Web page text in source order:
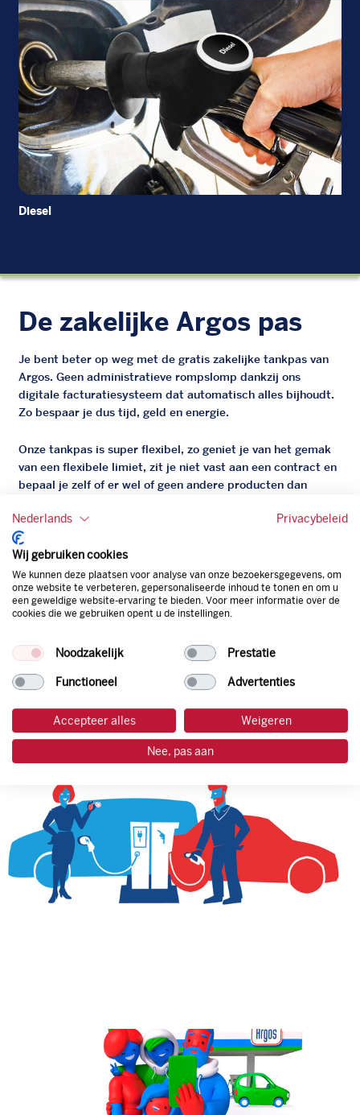
Diesel
De zakelijke Argos pas
Je bent beter op weg met de gratis zakelijke tankpas van
Argos. Geen administratieve rompslomp dankzij ons
digitale facturatiesysteem dat automatisch alles bijhoudt.
Zo bespaar je dus tijd, geld en energie.
Onze tankpas is super flexibel, zo geniet je van het gemak
van een flexibele limiet, zit je niet vast aan een contract en
bepaal je zelf of er wel of geen andere producten dan
Bovendien profiteer je altijd van een gegarandeerde
korting. Mocht de pompprijs toch lager zijn dan betaal je
natuurlijk de prijs aan de pomp. Zo ben je altijd verzekerd
van de laagste prijs.
Nederlands Privacybeleid
Wij gebruiken cookies
We kunnen deze plaatsen voor analyse van onze bezoekersgegevens, om
onze website te verbeteren, gepersonaliseerde inhoud te tonen en om u
een geweldige website-ervaring te bieden. Voor meer informatie over de
cookies die we gebruiken opent u de instellingen.
Noodzakelijk Prestatie
Functioneel Advertenties
Accepteer alles Weigeren
Nee, pas aan